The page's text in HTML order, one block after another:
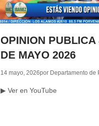
OPINION
DE MAYO 2026
14 mayo, 2026por Departamento de
▶ Ver en YouTube